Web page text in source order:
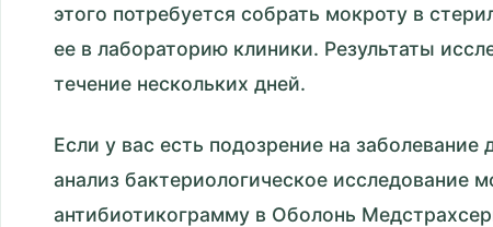
этого потребуется собрать мокроту в
ее в лабораторию клиники. Результаты
течение нескольких дней.
Если у вас есть подозрение на заболевание
анализ бактериологическое исследование
антибиотикограмму в Оболонь